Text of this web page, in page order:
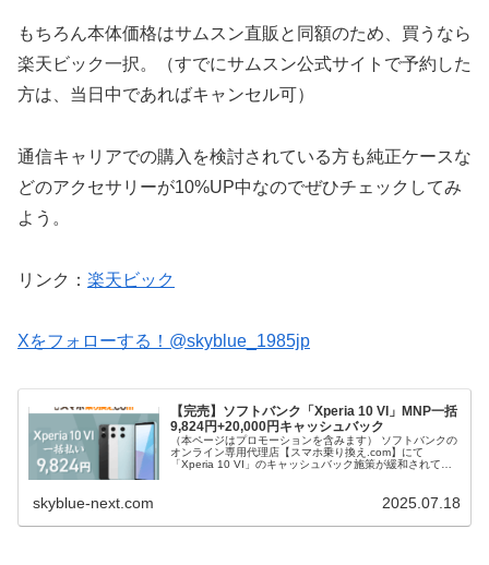
もちろん本体価格はサムスン直販と同額のため、買うなら
楽天ビック一択。（すでにサムスン公式サイトで予約した
方は、当日中であればキャンセル可）
通信キャリアでの購入を検討されている方も純正ケースな
どのアクセサリーが10%UP中なのでぜひチェックしてみ
よう。
リンク： 楽天ビック
Xをフォローする！@skyblue_1985jp
【完売】ソフトバンク「Xperia 10 VI」MNP一括
9,824円+20,000円キャッシュバック
（本ページはプロモーションを含みます） ソフトバンクの
オンライン専用代理店【スマホ乗り換え.com】にて
「Xperia 10 VI」のキャッシュバック施策が緩和されてい
skyblue-next.com 2025.07.18